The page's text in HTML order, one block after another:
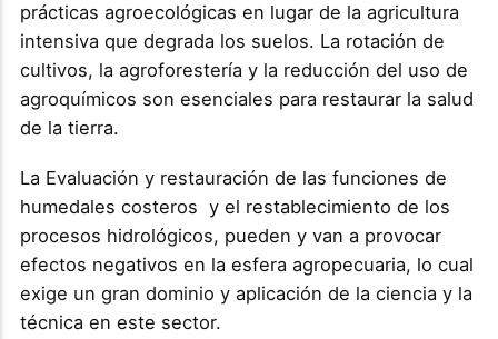
prácticas agroecológicas en lugar de la agricultura
intensiva que degrada los suelos. La rotación de
cultivos, la agroforestería y la reducción del uso de
agroquímicos son esenciales para restaurar la salud
de la tierra.
La Evaluación y restauración de las funciones de
humedales costeros y el restablecimiento de los
procesos hidrológicos, pueden y van a provocar
efectos negativos en la esfera agropecuaria, lo cual
exige un gran dominio y aplicación de la ciencia y la
técnica en este sector.